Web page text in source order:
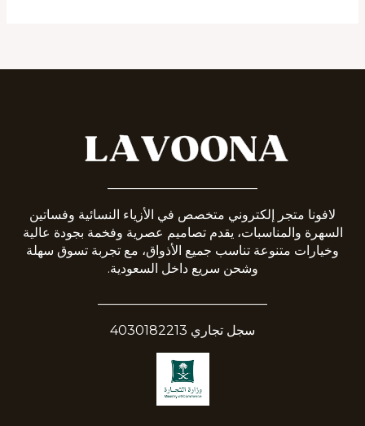
لافونا متجر إلكتروني متخصص في الأزياء النسائية وفساتين
السهرة والمناسبات، يقدم تصاميم عصرية وفخمة بجودة عالية
وخيارات متنوعة تناسب جميع الأذواق، مع تجربة تسوق سهلة
وشحن سريع داخل السعودية.
سجل تجاري 4030182213